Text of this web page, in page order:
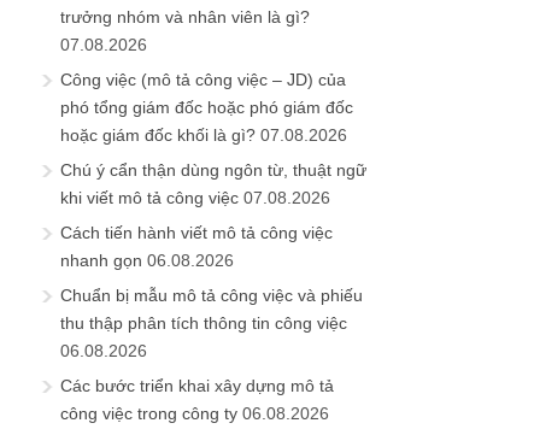
trưởng nhóm và nhân viên là gì?
07.08.2026
Công việc (mô tả công việc – JD) của
phó tổng giám đốc hoặc phó giám đốc
hoặc giám đốc khối là gì? 07.08.2026
Chú ý cẩn thận dùng ngôn từ, thuật ngữ
khi viết mô tả công việc 07.08.2026
Cách tiến hành viết mô tả công việc
nhanh gọn 06.08.2026
Chuẩn bị mẫu mô tả công việc và phiếu
thu thập phân tích thông tin công việc
06.08.2026
Các bước triển khai xây dựng mô tả
công việc trong công ty 06.08.2026